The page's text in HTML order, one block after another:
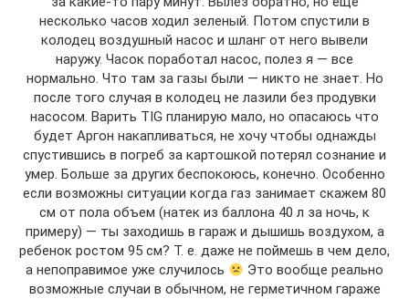
несколько часов ходил зеленый. Потом спустили в
колодец воздушный насос и шланг от него вывели
наружу. Часок поработал насос, полез я — все
нормально. Что там за газы были — никто не знает. Но
после того случая в колодец не лазили без продувки
насосом. Варить TIG планирую мало, но опасаюсь что
будет Аргон накапливаться, не хочу чтобы однажды
спустившись в погреб за картошкой потерял сознание и
умер. Больше за других беспокоюсь, конечно. Особенно
если возможны ситуации когда газ занимает скажем 80
см от пола объем (натек из баллона 40 л за ночь, к
примеру) — ты заходишь в гараж и дышишь воздухом, а
ребенок ростом 95 см? Т. е. даже не поймешь в чем дело,
а непоправимое уже случилось
Это вообще реально
возможные случаи в обычном, не герметичном гараже